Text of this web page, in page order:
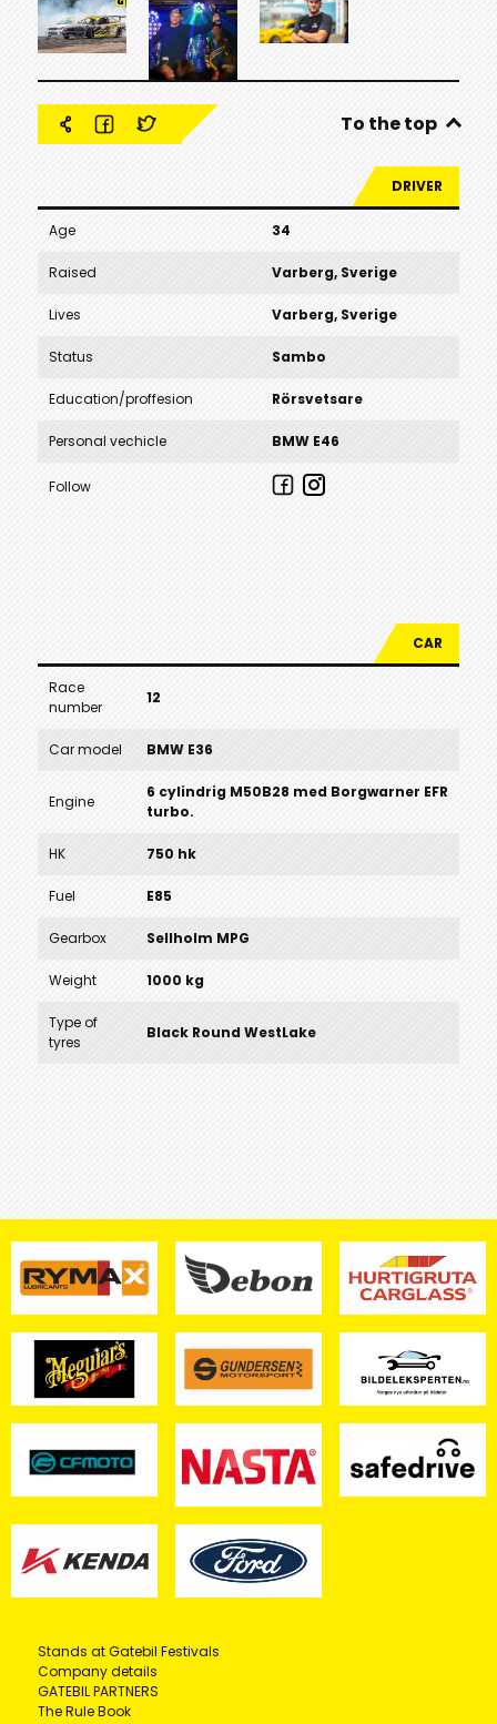
To the top
DRIVER
Age 34
Raised Varberg, Sverige
Lives Varberg, Sverige
Status Sambo
Education/proffesion Rörsvetsare
Personal vechicle BMW E46
Follow
CAR
Race
number
12
Car model BMW E36
Engine
6 cylindrig M50B28 med Borgwarner EFR
turbo.
HK 750 hk
Fuel E85
Gearbox Sellholm MPG
Weight 1000 kg
Type of
tyres
Black Round WestLake
Stands at Gatebil Festivals
Company details
GATEBIL PARTNERS
The Rule Book